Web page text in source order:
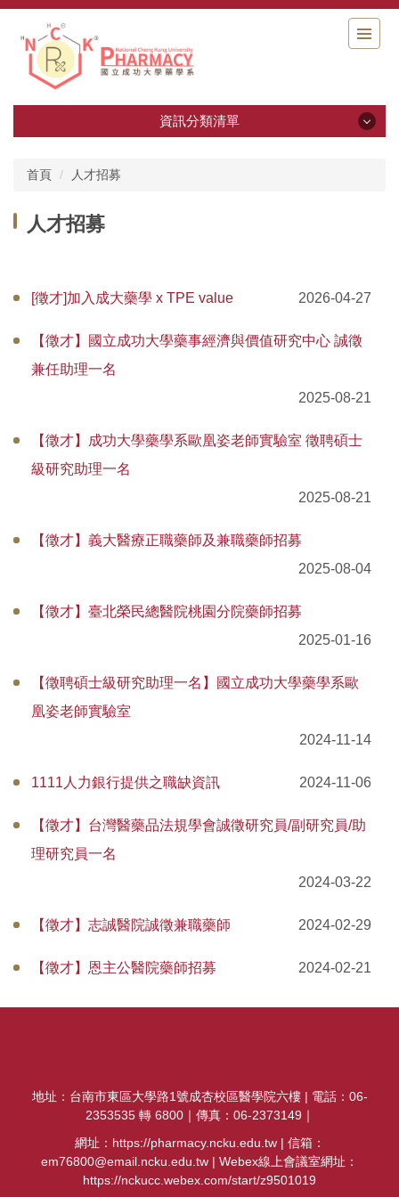
跳
容
資訊分類清單
藥學系十週年系慶專區
背景與歷史沿革
系所成員
系所教師實驗室介紹影片
招生資訊
實習專區
軟硬體設備介紹
建教合作
國考資訊
人才招募
常用表單
行事曆
首頁 人才招募
人才招募
[徵才]加入成大藥學 x TPE value 2026-04-27
【徵才】國立成功大學藥事經濟與價值研究中心 誠徵
兼任助理一名
2025-08-21
【徵才】成功大學藥學系歐凰姿老師實驗室 徵聘碩士
級研究助理一名
2025-08-21
【徵才】義大醫療正職藥師及兼職藥師招募
2025-08-04
【徵才】臺北榮民總醫院桃園分院藥師招募
2025-01-16
【徵聘碩士級研究助理一名】國立成功大學藥學系歐
凰姿老師實驗室
2024-11-14
1111人力銀行提供之職缺資訊 2024-11-06
【徵才】台灣醫藥品法規學會誠徵研究員/副研究員/助
理研究員一名
2024-03-22
【徵才】志誠醫院誠徵兼職藥師 2024-02-29
【徵才】恩主公醫院藥師招募 2024-02-21
地址：台南市東區大學路1號成杏校區醫學院六樓 | 電話：06-
2353535 轉 6800｜傳真：06-2373149｜
網址：https://pharmacy.ncku.edu.tw | 信箱：
em76800@email.ncku.edu.tw | Webex線上會議室網址：
https://nckucc.webex.com/start/z9501019